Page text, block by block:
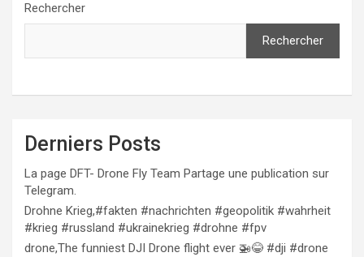
Rechercher
Rechercher
Derniers Posts
La page DFT- Drone Fly Team Partage une publication sur
Telegram.
Drohne Krieg,#fakten #nachrichten #geopolitik #wahrheit
#krieg #russland #ukrainekrieg #drohne #fpv
drone,The funniest DJI Drone flight ever 🚁😂 #dji #drone